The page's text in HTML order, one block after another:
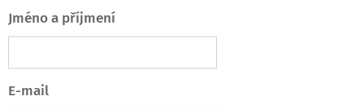
Jméno a příjmení
E-mail